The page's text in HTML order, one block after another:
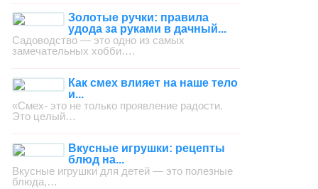
Золотые ручки: правила
удода за руками в дачный...
Садоводство — это одно из самых
замечательных хобби….
Как смех влияет на наше тело
и...
«Смех- это не только проявление радости.
Это целый…
Вкусные игрушки: рецепты
блюд на...
Вкусные игрушки для детей — это полезные
блюда,…